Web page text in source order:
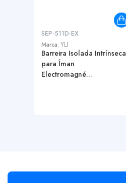
SEP-511D-EX
Marca:YLI
Barreira Isolada Intrínseca
para Íman
Electromagné...